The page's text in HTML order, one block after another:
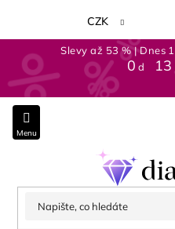
obsah
Slevy až 53 % | Dnes
0 d 13
CZK